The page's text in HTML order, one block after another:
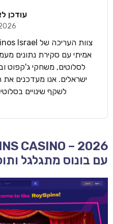
עודכן
אמיתי עם סקירת נתונים
לסלוטים, משחקי ג'קפוט
ישראלים. אנו מעדכנים את
לשקף שינויים
עם בונוס מתגלגל